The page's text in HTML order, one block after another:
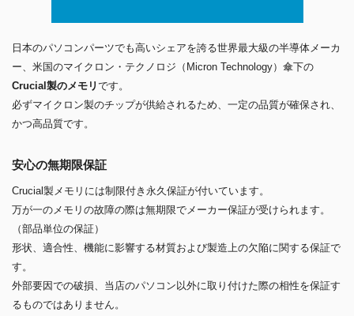
日本のパソコンパーツでも高いシェアを誇る世界最大級の半導体メーカ
ー、米国のマイクロン・テクノロジ（Micron Technology）傘下の
Crucial製のメモリです。
必ずマイクロン製のチップが供給されるため、一定の品質が確保され、
かつ高品質です。
安心の無期限保証
Crucial製メモリには制限付き永久保証が付いています。
万が一のメモリの故障の際は無期限でメーカー保証が受けられます。
（部品単位の保証）
形状、適合性、機能に影響する材質および製造上の欠陥に関する保証で
す。
外部要因での破損、当店のパソコン以外に取り付けた際の相性を保証す
るものではありません。